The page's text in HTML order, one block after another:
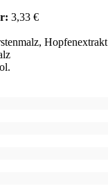
3,33 €
Hopfenextrakt